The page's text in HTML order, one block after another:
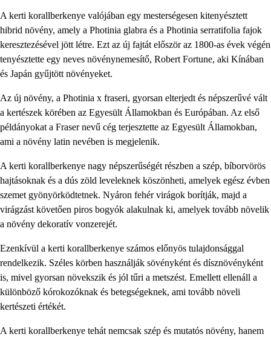
A kerti korallberkenye valójában egy mesterségesen kitenyésztett
hibrid növény, amely a Photinia glabra és a Photinia serratifolia fajok
keresztezésével jött létre. Ezt az új fajtát először az 1800-as évek végén
tenyésztette egy neves növénynemesítő, Robert Fortune, aki Kínában
és Japán gyűjtött növényeket.
Az új növény, a Photinia x fraseri, gyorsan elterjedt és népszerűvé vált
a kertészek körében az Egyesült Államokban és Európában. Az első
példányokat a Fraser nevű cég terjesztette az Egyesült Államokban,
ami a növény latin nevében is megjelenik.
A kerti korallberkenye nagy népszerűségét részben a szép, bíborvörös
hajtásoknak és a dús zöld leveleknek köszönheti, amelyek egész évben
szemet gyönyörködtetnek. Nyáron fehér virágok borítják, majd a
virágzást követően piros bogyók alakulnak ki, amelyek tovább növelik
a növény dekoratív vonzerejét.
Ezenkívül a kerti korallberkenye számos előnyös tulajdonsággal
rendelkezik. Széles körben használják sövényként és dísznövényként
is, mivel gyorsan növekszik és jól tűri a metszést. Emellett ellenáll a
különböző kórokozóknak és betegségeknek, ami tovább növeli
kertészeti értékét.
A kerti korallberkenye tehát nemcsak szép és mutatós növény, hanem